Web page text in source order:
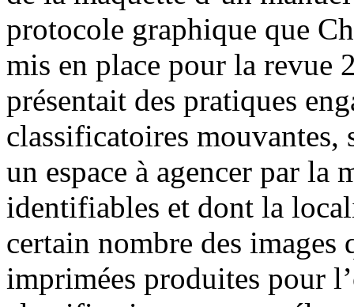
protocole graphique que
mis en place pour la revue
présentait des pratiques
classificatoires mouvantes,
un espace à agencer par la
identifiables et dont la
certain nombre des
imprimées produites pour